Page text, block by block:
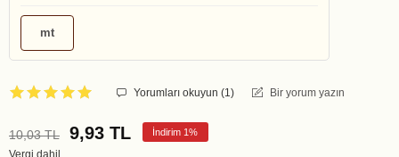
mt
Yorumları okuyun (1 ) Bir yorum yazın
10,03 TL 9,93 TL İndirim 1%
Vergi dahil